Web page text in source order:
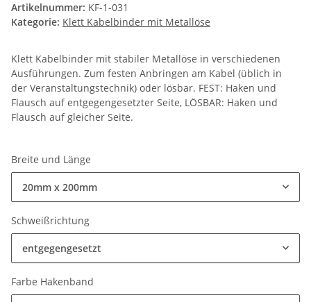
Artikelnummer: KF-1-031
Kategorie: Klett Kabelbinder mit Metallöse
Klett Kabelbinder mit stabiler Metallöse in verschiedenen
Ausführungen. Zum festen Anbringen am Kabel (üblich in
der Veranstaltungstechnik) oder lösbar. FEST: Haken und
Flausch auf entgegengesetzter Seite, LÖSBAR: Haken und
Flausch auf gleicher Seite.
Breite und Länge
20mm x 200mm
Schweißrichtung
entgegengesetzt
Farbe Hakenband